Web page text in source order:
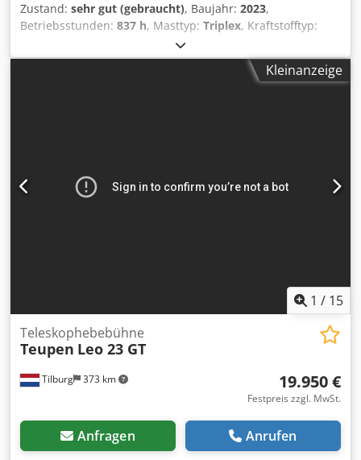
Zustand: sehr gut (gebraucht), Baujahr: 2023,
Betriebsstunden: 837 h, Masttyp: Triplex, Kraftstofftyp:
, Leergewicht: 1.532 kg
Abmessungen (L x B x H): 388 x 84 x 198 cm Mast: Knickarm
Hubkapazität: 230 kg Arbeitshöhe: 1.080 cm Maximale
Anmerkungen = Allgemein Produktionsland: Italie Die
kleinste und kompakteste Bluelift-Spinnenarbeitsbühne
Kleinanzeige
1 / 15
Tilburg 373 km
Teleskophebebühne
Teupen Leo 23 GT
19.950 €
Festpreis zzgl. MwSt.
Anfragen Anrufen